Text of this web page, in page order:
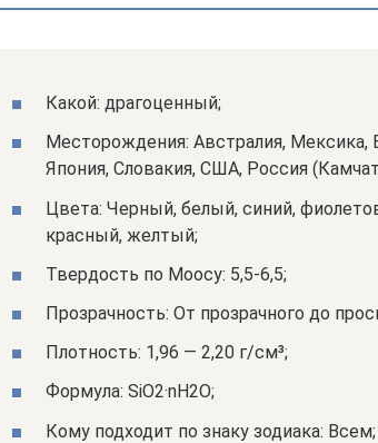
Какой: драгоценный;
Месторождения: Австралия, Мексика,
Япония, Словакия, США, Россия
Цвета: Черный, белый, синий,
красный, желтый;
Твердость по Моосу: 5,5-6,5;
Прозрачность: От прозрачного до
Плотность: 1,96 — 2,20 г/см³;
Формула: SiO2·nH2O;
Кому подходит по знаку зодиака: Всем;